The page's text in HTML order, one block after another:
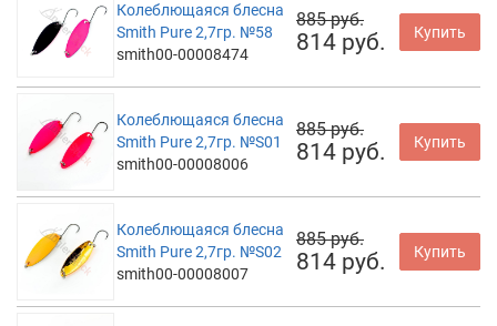
Колеблющаяся блесна
Smith Pure 2,7гр. №58
smith00-00008474
885 руб.
814 руб. Купить
Колеблющаяся блесна
Smith Pure 2,7гр. №S01
smith00-00008006
885 руб.
814 руб. Купить
Колеблющаяся блесна
Smith Pure 2,7гр. №S02
smith00-00008007
885 руб.
814 руб. Купить